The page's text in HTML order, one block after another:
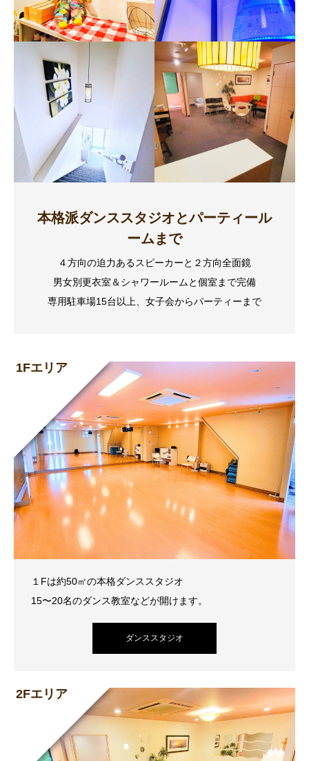
本格派ダンススタジオとパーティール
ームまで
４方向の迫力あるスピーカーと２方向全面鏡
男女別更衣室＆シャワールームと個室まで完備
専用駐車場15台以上、女子会からパーティーまで
1Fエリア
１Fは約50㎡の本格ダンススタジオ
15〜20名のダンス教室などが開けます。
ダンススタジオ
2Fエリア